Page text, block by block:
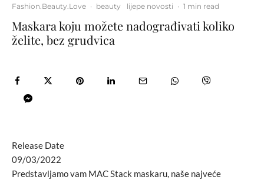
Fashion.Beauty.Love · beauty lijepe novosti · 1 min read
Maskara koju možete nadograđivati koliko
želite, bez grudvica
Release Date
09/03/2022
Predstavljamo vam MAC Stack maskaru, naše najveće